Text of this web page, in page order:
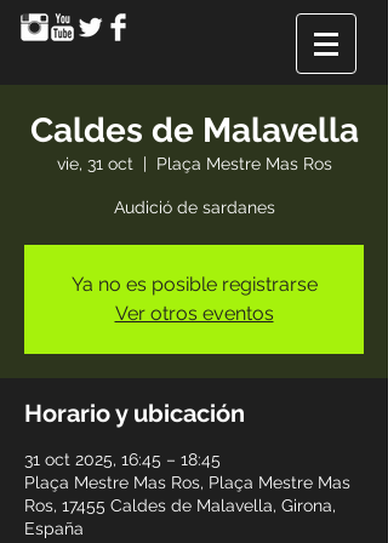
Caldes de Malavella
vie, 31 oct
  |
Plaça Mestre Mas Ros
Audició de sardanes
Ya no es posible registrarse
Ver otros eventos
Horario y ubicación
31 oct 2025, 16:45 – 18:45
Plaça Mestre Mas Ros, Plaça Mestre Mas
Ros, 17455 Caldes de Malavella, Girona,
España